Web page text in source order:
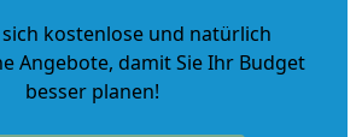
sich kostenlose und natürlich
Angebote, damit Sie Ihr Budget
besser planen!